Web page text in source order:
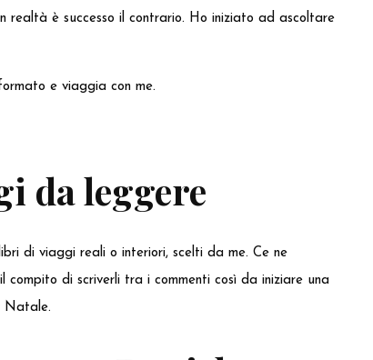
realtà è successo il contrario. Ho iniziato ad ascoltare
e viaggia con me.
da leggere
di viaggi reali o interiori, scelti da me. Ce ne
di scriverli tra i commenti così da iniziare una
Natale.